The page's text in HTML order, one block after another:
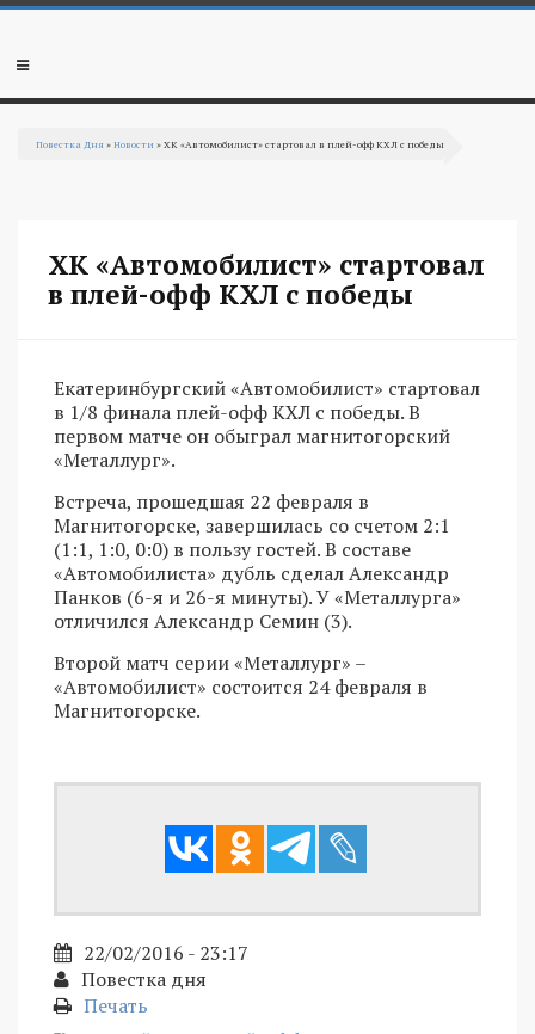
Перейти к основному содержанию
Мобильное
Повестка Дня »Новости » ХК «Автомобилист» стартовал в плей-офф КХЛ с победы
ХК «Автомобилист» стартовал
в плей-офф КХЛ с победы
Екатеринбургский «Автомобилист» стартовал
в 1/8 финала плей-офф КХЛ с победы. В
первом матче он обыграл магнитогорский
«Металлург».
Встреча, прошедшая 22 февраля в
Магнитогорске, завершилась со счетом 2:1
(1:1, 1:0, 0:0) в пользу гостей. В составе
«Автомобилиста» дубль сделал Александр
Панков (6-я и 26-я минуты). У «Металлурга»
отличился Александр Семин (3).
Второй матч серии «Металлург» –
«Автомобилист» состоится 24 февраля в
Магнитогорске.
22/02/2016 - 23:17
Повестка дня
Печать